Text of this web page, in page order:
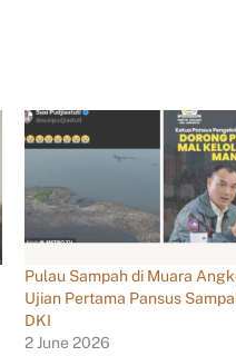
Pulau Sampah di Muara
Ujian Pertama Pansus
DKI
2 June 2026